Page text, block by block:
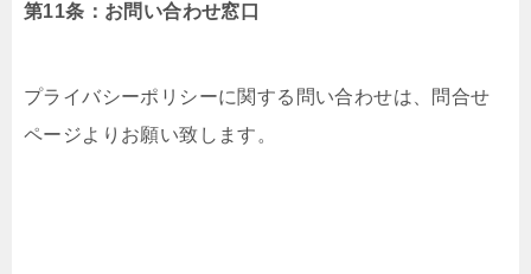
第11条：お問い合わせ窓口
プライバシーポリシーに関する問い合わせは、問合せ
ページよりお願い致します。